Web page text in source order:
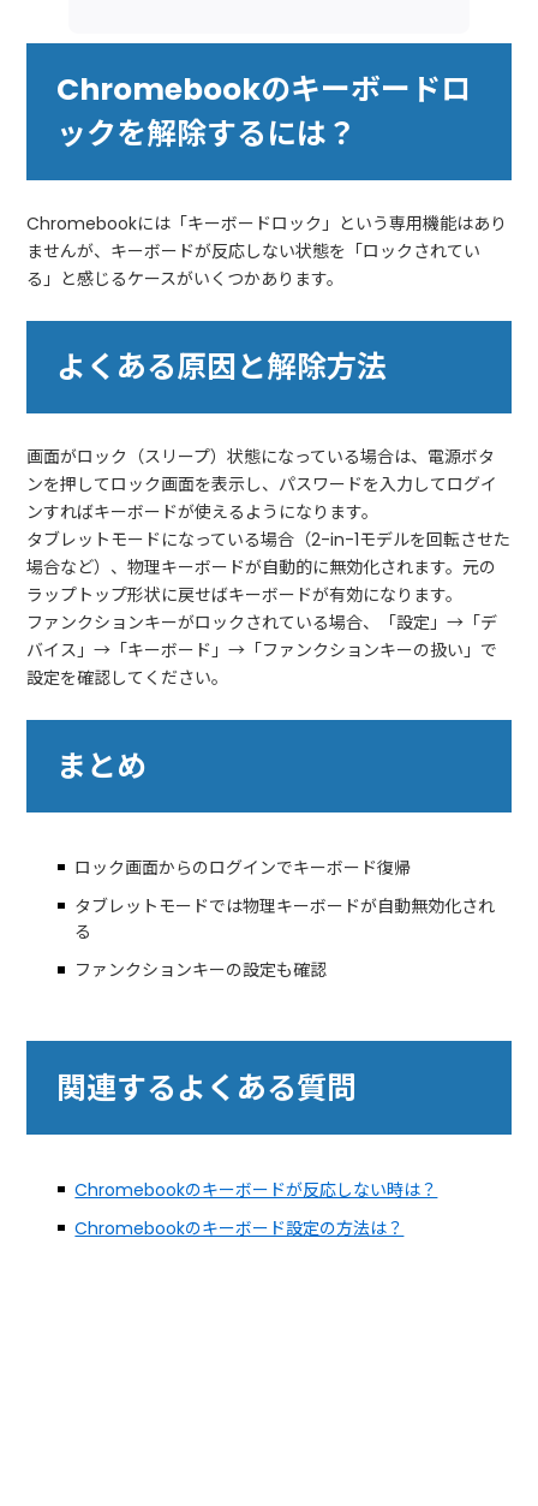
Chromebookのキーボードロ
ックを解除するには？
Chromebookには「キーボードロック」という専用機能はあり
ませんが、キーボードが反応しない状態を「ロックされてい
る」と感じるケースがいくつかあります。
よくある原因と解除方法
画面がロック（スリープ）状態になっている場合は、電源ボタ
ンを押してロック画面を表示し、パスワードを入力してログイ
ンすればキーボードが使えるようになります。
タブレットモードになっている場合（2-in-1モデルを回転させた
場合など）、物理キーボードが自動的に無効化されます。元の
ラップトップ形状に戻せばキーボードが有効になります。
ファンクションキーがロックされている場合、「設定」→「デ
バイス」→「キーボード」→「ファンクションキーの扱い」で
設定を確認してください。
まとめ
ロック画面からのログインでキーボード復帰
タブレットモードでは物理キーボードが自動無効化され
る
ファンクションキーの設定も確認
関連するよくある質問
Chromebookのキーボードが反応しない時は？
Chromebookのキーボード設定の方法は？